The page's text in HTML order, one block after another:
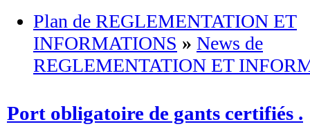
Plan de REGLEMENTATION ET
INFORMATIONS » News de
REGLEMENTATION ET
Port obligatoire de gants certifiés .